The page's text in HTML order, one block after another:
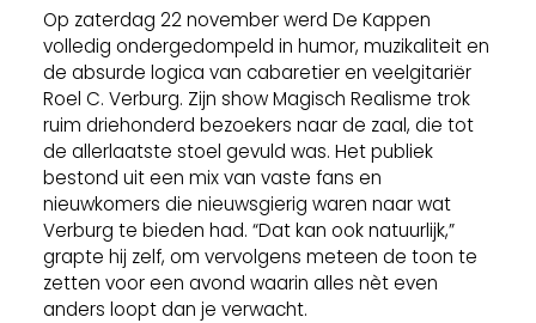
Op zaterdag 22 november werd De Kappen
volledig ondergedompeld in humor, muzikaliteit en
de absurde logica van cabaretier en veelgitariër
Roel C. Verburg. Zijn show Magisch Realisme trok
ruim driehonderd bezoekers naar de zaal, die tot
de allerlaatste stoel gevuld was. Het publiek
bestond uit een mix van vaste fans en
nieuwkomers die nieuwsgierig waren naar wat
Verburg te bieden had. “Dat kan ook natuurlijk,”
grapte hij zelf, om vervolgens meteen de toon te
zetten voor een avond waarin alles nèt even
anders loopt dan je verwacht.